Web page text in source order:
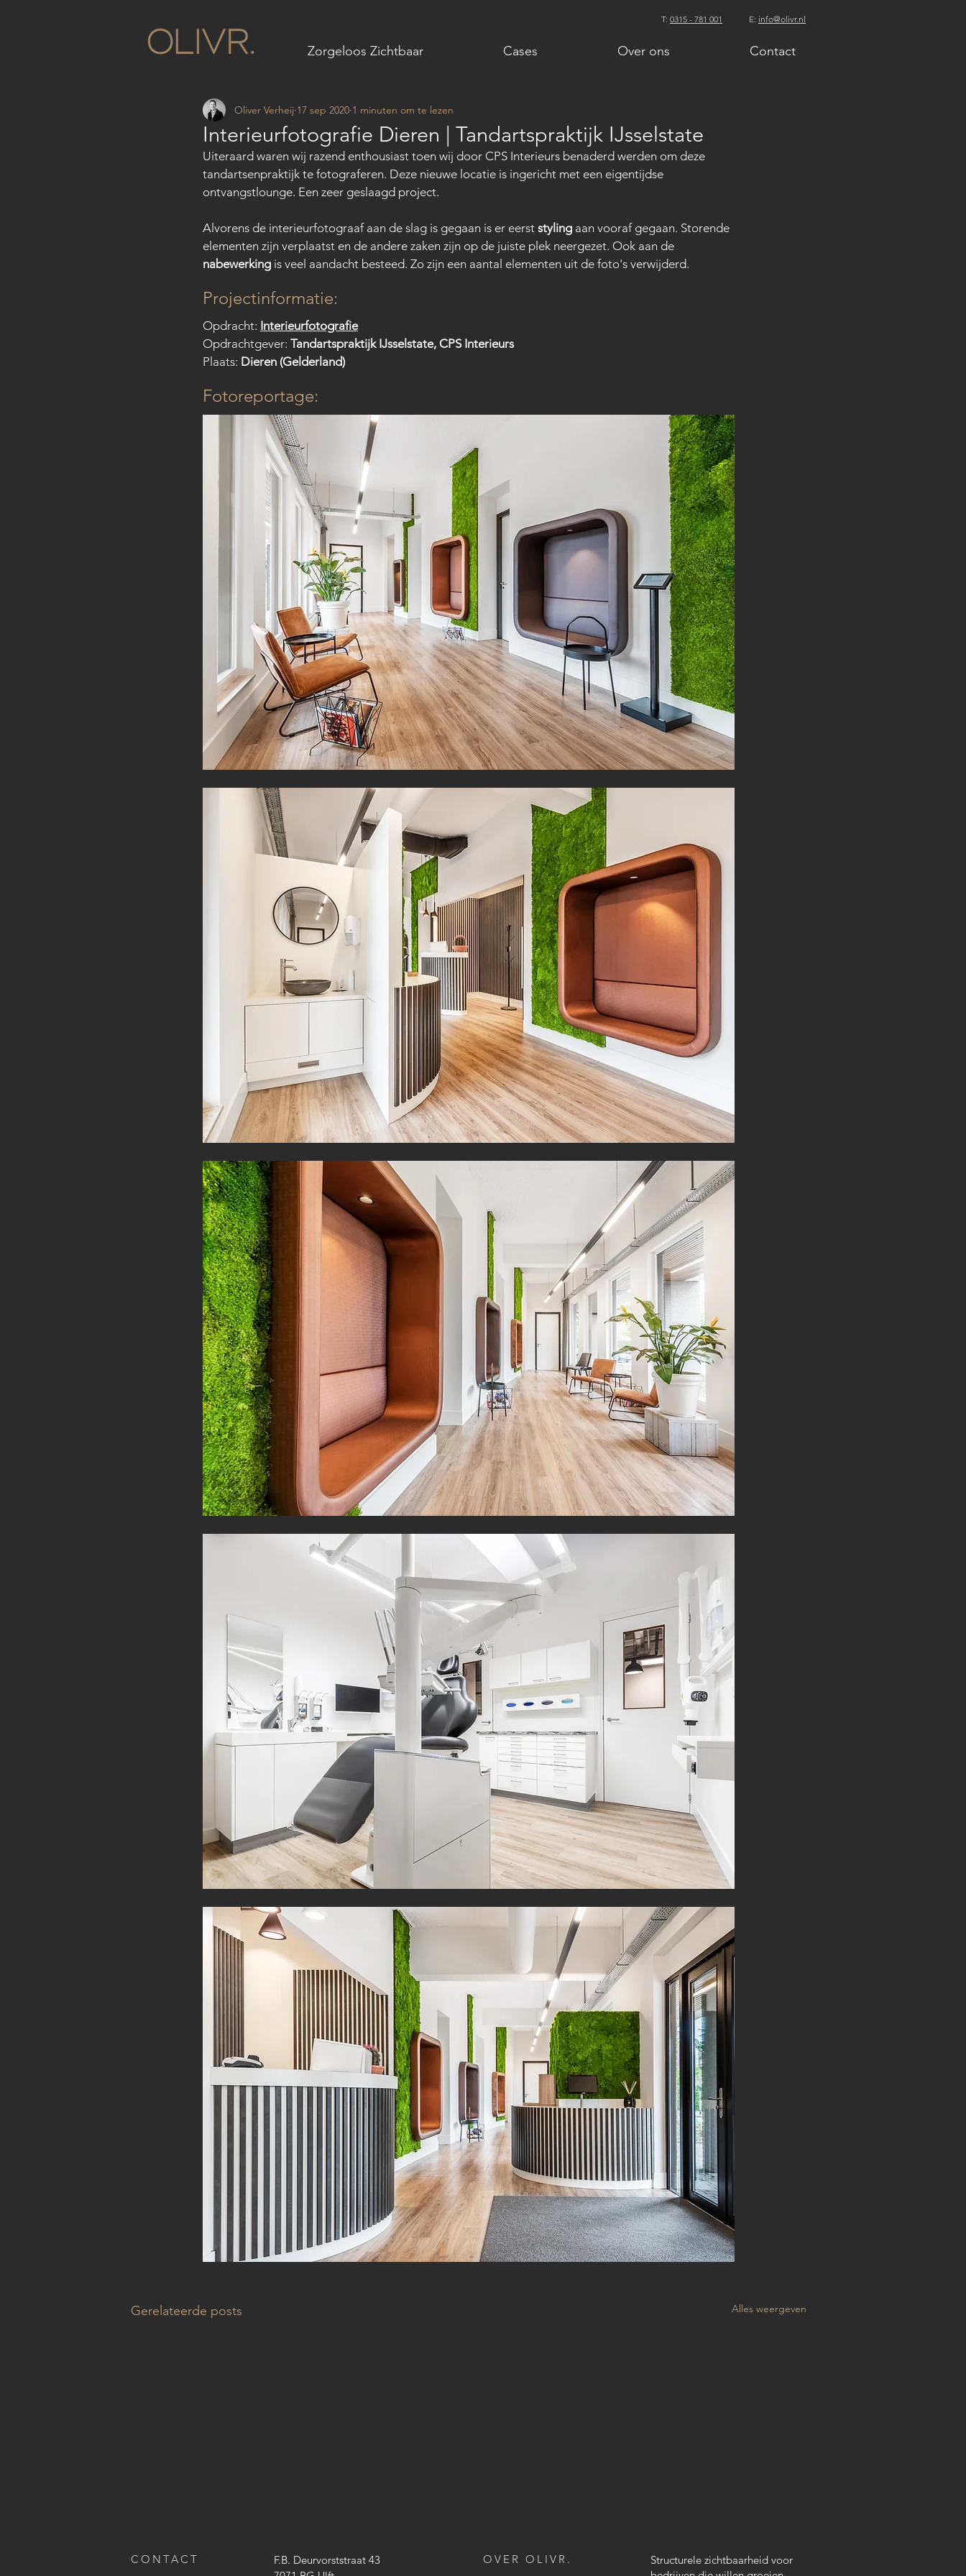
T: 0315 - 781 001 E: info@olivr.nl
Zorgeloos Zichtbaar Cases Over ons Contact
Interieurfotografie Dieren | Tandartspraktijk IJsselstate
Oliver Verheij 17 sep 2020 1 minuten om te lezen
Uiteraard waren wij razend enthousiast toen wij door CPS Interieurs benaderd werden om deze
tandartsenpraktijk te fotograferen. Deze nieuwe locatie is ingericht met een eigentijdse
ontvangstlounge. Een zeer geslaagd project.
Alvorens de interieurfotograaf aan de slag is gegaan is er eerst styling aan vooraf gegaan. Storende
elementen zijn verplaatst en de andere zaken zijn op de juiste plek neergezet. Ook aan de
nabewerking is veel aandacht besteed. Zo zijn een aantal elementen uit de foto's verwijderd.
Projectinformatie:
Opdracht: Interieurfotografie
Opdrachtgever: Tandartspraktijk IJsselstate, CPS Interieurs
Plaats: Dieren (Gelderland)
Fotoreportage:
Gerelateerde posts Alles weergeven
CONTACT F.B. Deurvorststraat 43
OVER OLIVR.
Structurele zichtbaarheid voor